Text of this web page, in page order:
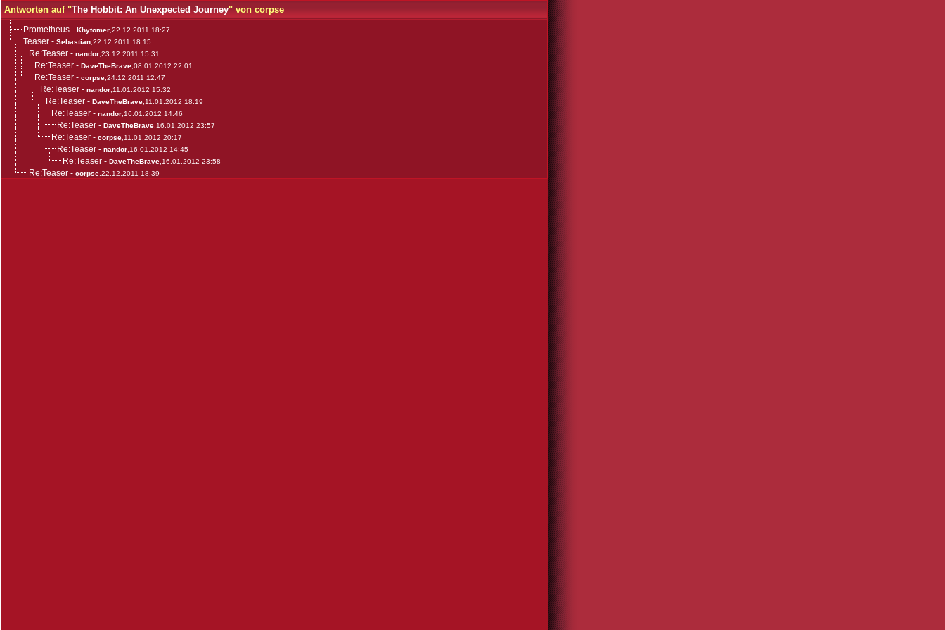
Antworten auf "The Hobbit: An Unexpected Journey" von corpse
Prometheus - Khytomer ,22.12.2011 18:27
Teaser - Sebastian ,22.12.2011 18:15
Re:Teaser - nandor ,23.12.2011 15:31
Re:Teaser - DaveTheBrave ,08.01.2012 22:01
Re:Teaser - corpse ,24.12.2011 12:47
Re:Teaser - nandor ,11.01.2012 15:32
Re:Teaser - DaveTheBrave ,11.01.2012 18:19
Re:Teaser - nandor ,16.01.2012 14:46
Re:Teaser - DaveTheBrave ,16.01.2012 23:57
Re:Teaser - corpse ,11.01.2012 20:17
Re:Teaser - nandor ,16.01.2012 14:45
Re:Teaser - DaveTheBrave ,16.01.2012 23:58
Re:Teaser - corpse ,22.12.2011 18:39